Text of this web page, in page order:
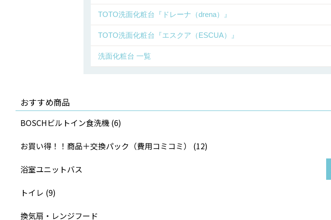
TOTO洗面化粧台『ドレーナ（drena）』
TOTO洗面化粧台『エスクア（ESCUA）』
洗面化粧台 一覧
おすすめ商品
BOSCHビルトイン食洗機 (6)
お買い得！！商品＋交換パック（費用コミコミ） (12)
浴室ユニットバス
トイレ (9)
換気扇・レンジフード